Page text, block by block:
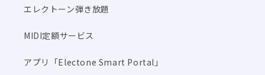
エレクトーン弾き放題
MIDI定額サービス
アプリ「Electone Smart Portal」